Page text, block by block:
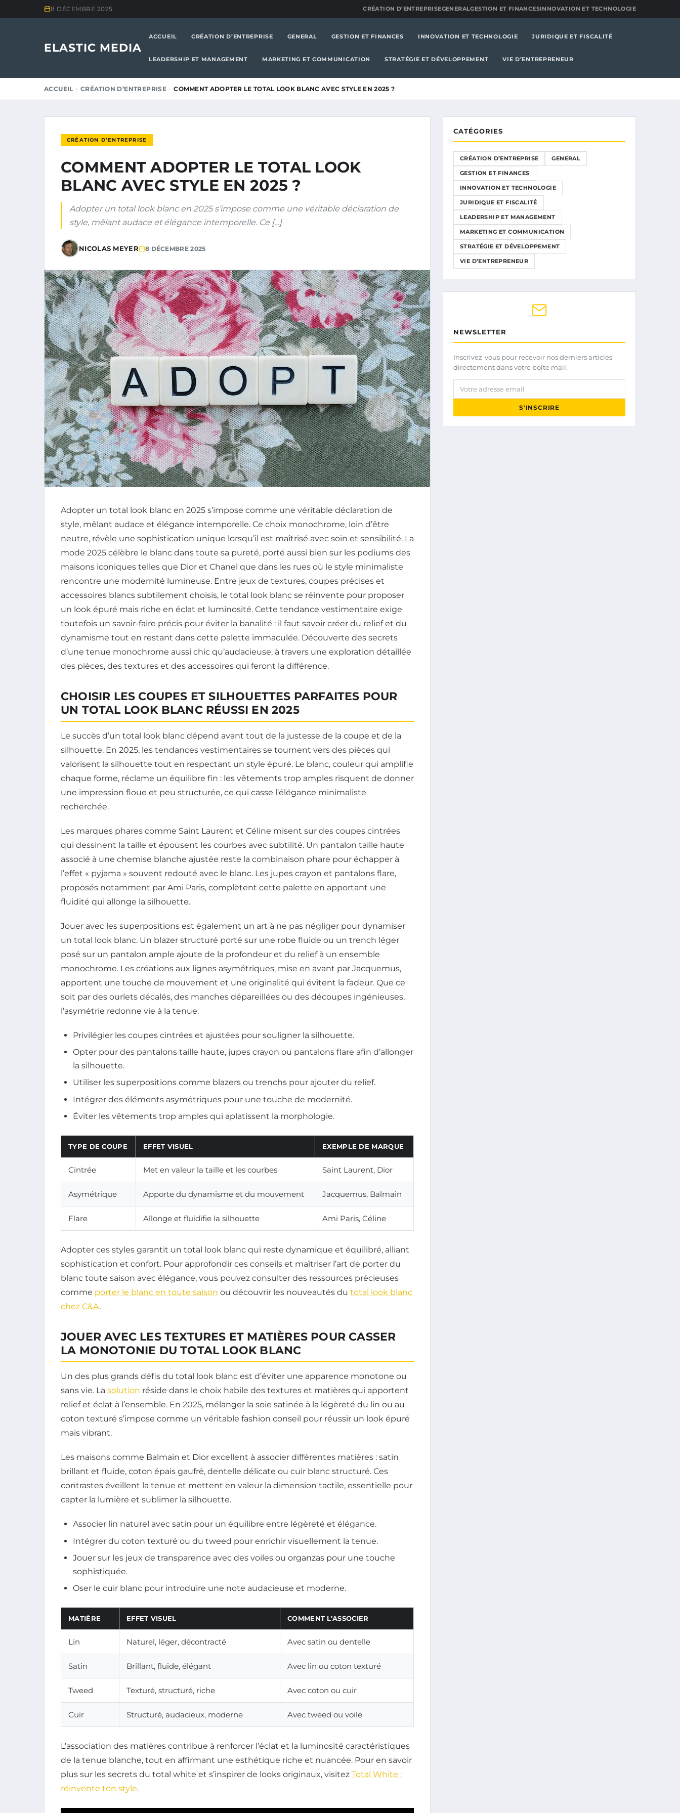
8 DÉCEMBRE 2025 CRÉATION D’ENTREPRISEGENERALGESTION ET FINANCESINNOVATION ET TECHNOLOGIE
ELASTIC MEDIA
ACCUEIL CRÉATION D’ENTREPRISE GENERAL GESTION ET FINANCES INNOVATION ET TECHNOLOGIE JURIDIQUE ET FISCALITÉ
LEADERSHIP ET MANAGEMENT MARKETING ET COMMUNICATION STRATÉGIE ET DÉVELOPPEMENT VIE D’ENTREPRENEUR
ACCUEIL CRÉATION D’ENTREPRISE COMMENT ADOPTER LE TOTAL LOOK BLANC AVEC STYLE EN 2025 ?
CRÉATION D’ENTREPRISE
COMMENT ADOPTER LE TOTAL LOOK
BLANC AVEC STYLE EN 2025 ?
Adopter un total look blanc en 2025 s’impose comme une véritable déclaration de
style, mêlant audace et élégance intemporelle. Ce […]
NICOLAS MEYER 8 DÉCEMBRE 2025
Adopter un total look blanc en 2025 s’impose comme une véritable déclaration de
style, mêlant audace et élégance intemporelle. Ce choix monochrome, loin d’être
neutre, révèle une sophistication unique lorsqu’il est maîtrisé avec soin et sensibilité. La
mode 2025 célèbre le blanc dans toute sa pureté, porté aussi bien sur les podiums des
maisons iconiques telles que Dior et Chanel que dans les rues où le style minimaliste
rencontre une modernité lumineuse. Entre jeux de textures, coupes précises et
accessoires blancs subtilement choisis, le total look blanc se réinvente pour proposer
un look épuré mais riche en éclat et luminosité. Cette tendance vestimentaire exige
toutefois un savoir-faire précis pour éviter la banalité : il faut savoir créer du relief et du
dynamisme tout en restant dans cette palette immaculée. Découverte des secrets
d’une tenue monochrome aussi chic qu’audacieuse, à travers une exploration détaillée
des pièces, des textures et des accessoires qui feront la différence.
CHOISIR LES COUPES ET SILHOUETTES PARFAITES POUR
UN TOTAL LOOK BLANC RÉUSSI EN 2025
Le succès d’un total look blanc dépend avant tout de la justesse de la coupe et de la
silhouette. En 2025, les tendances vestimentaires se tournent vers des pièces qui
valorisent la silhouette tout en respectant un style épuré. Le blanc, couleur qui amplifie
chaque forme, réclame un équilibre fin : les vêtements trop amples risquent de donner
une impression floue et peu structurée, ce qui casse l’élégance minimaliste
recherchée.
Les marques phares comme Saint Laurent et Céline misent sur des coupes cintrées
qui dessinent la taille et épousent les courbes avec subtilité. Un pantalon taille haute
associé à une chemise blanche ajustée reste la combinaison phare pour échapper à
l’effet « pyjama » souvent redouté avec le blanc. Les jupes crayon et pantalons flare,
proposés notamment par Ami Paris, complètent cette palette en apportant une
fluidité qui allonge la silhouette.
Jouer avec les superpositions est également un art à ne pas négliger pour dynamiser
un total look blanc. Un blazer structuré porté sur une robe fluide ou un trench léger
posé sur un pantalon ample ajoute de la profondeur et du relief à un ensemble
monochrome. Les créations aux lignes asymétriques, mise en avant par Jacquemus,
apportent une touche de mouvement et une originalité qui évitent la fadeur. Que ce
soit par des ourlets décalés, des manches dépareillées ou des découpes ingénieuses,
l’asymétrie redonne vie à la tenue.
Privilégier les coupes cintrées et ajustées pour souligner la silhouette.
Opter pour des pantalons taille haute, jupes crayon ou pantalons flare afin d’allonger
la silhouette.
Utiliser les superpositions comme blazers ou trenchs pour ajouter du relief.
Intégrer des éléments asymétriques pour une touche de modernité.
Éviter les vêtements trop amples qui aplatissent la morphologie.
TYPE DE COUPE EFFET VISUEL EXEMPLE DE MARQUE
Cintrée Met en valeur la taille et les courbes Saint Laurent, Dior
Asymétrique Apporte du dynamisme et du mouvement Jacquemus, Balmain
Flare Allonge et fluidifie la silhouette Ami Paris, Céline
Adopter ces styles garantit un total look blanc qui reste dynamique et équilibré, alliant
sophistication et confort. Pour approfondir ces conseils et maîtriser l’art de porter du
blanc toute saison avec élégance, vous pouvez consulter des ressources précieuses
comme porter le blanc en toute saison ou découvrir les nouveautés du total look blanc
chez C&A.
JOUER AVEC LES TEXTURES ET MATIÈRES POUR CASSER
LA MONOTONIE DU TOTAL LOOK BLANC
Un des plus grands défis du total look blanc est d’éviter une apparence monotone ou
sans vie. La solution réside dans le choix habile des textures et matières qui apportent
relief et éclat à l’ensemble. En 2025, mélanger la soie satinée à la légèreté du lin ou au
coton texturé s’impose comme un véritable fashion conseil pour réussir un look épuré
mais vibrant.
Les maisons comme Balmain et Dior excellent à associer différentes matières : satin
brillant et fluide, coton épais gaufré, dentelle délicate ou cuir blanc structuré. Ces
contrastes éveillent la tenue et mettent en valeur la dimension tactile, essentielle pour
capter la lumière et sublimer la silhouette.
Associer lin naturel avec satin pour un équilibre entre légèreté et élégance.
Intégrer du coton texturé ou du tweed pour enrichir visuellement la tenue.
Jouer sur les jeux de transparence avec des voiles ou organzas pour une touche
sophistiquée.
Oser le cuir blanc pour introduire une note audacieuse et moderne.
MATIÈRE EFFET VISUEL COMMENT L’ASSOCIER
Lin Naturel, léger, décontracté Avec satin ou dentelle
Satin Brillant, fluide, élégant Avec lin ou coton texturé
Tweed Texturé, structuré, riche Avec coton ou cuir
Cuir Structuré, audacieux, moderne Avec tweed ou voile
L’association des matières contribue à renforcer l’éclat et la luminosité caractéristiques
de la tenue blanche, tout en affirmant une esthétique riche et nuancée. Pour en savoir
plus sur les secrets du total white et s’inspirer de looks originaux, visitez Total White :
réinvente ton style.
CATÉGORIES
CRÉATION D’ENTREPRISE GENERAL
GESTION ET FINANCES
INNOVATION ET TECHNOLOGIE
JURIDIQUE ET FISCALITÉ
LEADERSHIP ET MANAGEMENT
MARKETING ET COMMUNICATION
STRATÉGIE ET DÉVELOPPEMENT
VIE D’ENTREPRENEUR
NEWSLETTER
Inscrivez-vous pour recevoir nos derniers articles
directement dans votre boîte mail.
Votre adresse email
S'INSCRIRE